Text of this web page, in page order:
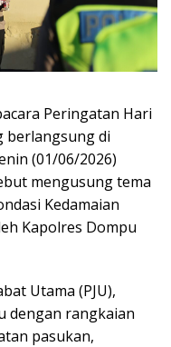
Peringatan Hari
berlangsung di
(01/06/2026)
mengusung tema
Kedamaian
Kapolres Dompu
Utama (PJU),
dengan rangkaian
pasukan,